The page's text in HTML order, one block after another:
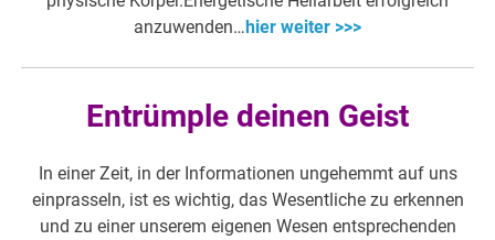
anzuwenden… hier weiter >>>
Entrümple deinen Geist
In einer Zeit, in der Informationen ungehemmt auf uns
einprasseln, ist es wichtig, das Wesentliche zu erkennen
und zu einer unserem eigenen Wesen entsprechenden